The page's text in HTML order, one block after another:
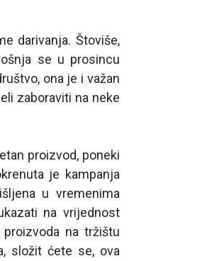
darivanja. Štoviše,
se u prosincu
ona je i važan
zaboraviti na neke
proizvod, poneki
je kampanja
u vremenima
na vrijednost
na tržištu
složit ćete se, ova